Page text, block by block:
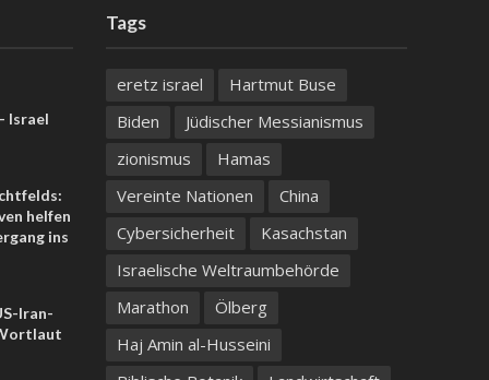
Israel
helfen
ins
Iran-
Tags
eretz israel
Hartmut Buse
Biden
Jüdischer Messianismus
zionismus
Hamas
Vereinte Nationen
China
Cybersicherheit
Kasachstan
Israelische Weltraumbehörde
Marathon
Ölberg
Haj Amin al-Husseini